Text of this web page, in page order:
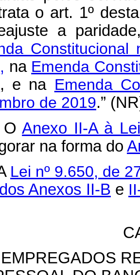
o art. 1º
a
na Emenda
, e na Emenda
de 2019.”
OAnexo II-A à
na forma do
Lei nº 9.650, de
Anexos II-B e